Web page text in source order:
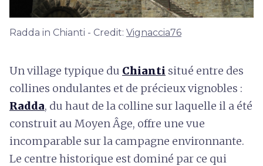
Radda in Chianti - Credit: Vignaccia76
Un village typique du Chianti situé entre des
collines ondulantes et de précieux vignobles :
Radda, du haut de la colline sur laquelle il a été
construit au Moyen Âge, offre une vue
incomparable sur la campagne environnante.
Le centre historique est dominé par ce qui